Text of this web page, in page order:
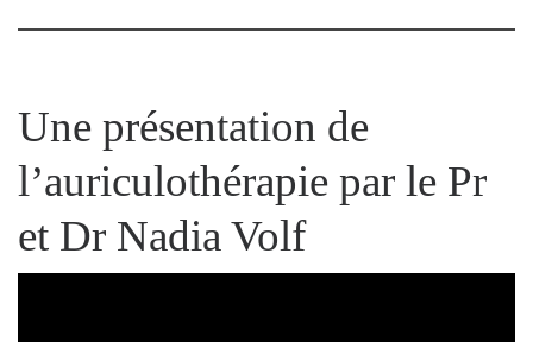
Une présentation de
l’auriculothérapie par le Pr
et Dr Nadia Volf